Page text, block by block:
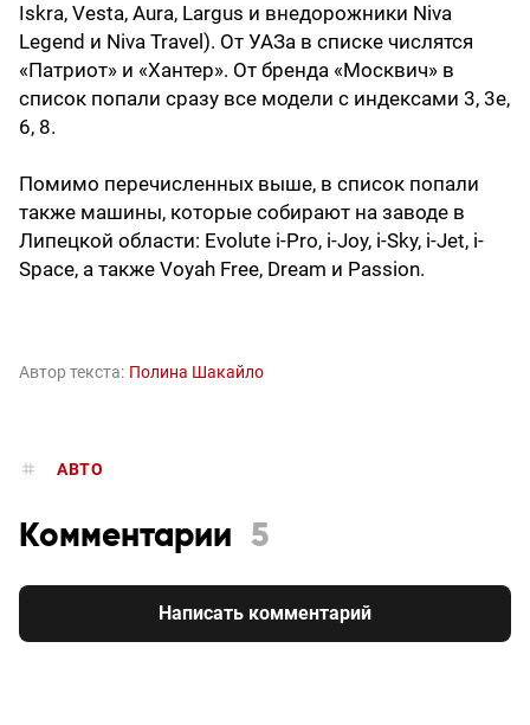
Iskra, Vesta, Aura, Largus и внедорожники Niva
Legend и Niva Travel). От УАЗа в списке числятся
«Патриот» и «Хантер». От бренда «Москвич» в
список попали сразу все модели с индексами 3, 3е,
6, 8.
Помимо перечисленных выше, в список попали
также машины, которые собирают на заводе в
Липецкой области: Evolute i-Pro, i-Joy, i-Sky, i-Jet, i-
Space, а также Voyah Free, Dream и Passion.
Автор текста: Полина Шакайло
АВТО
Комментарии 5
Написать комментарий